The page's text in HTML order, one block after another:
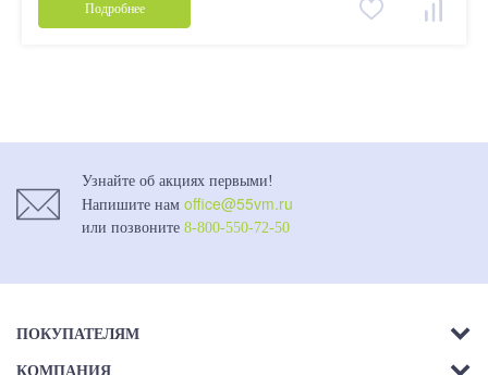
Подробнее
Узнайте об акциях первыми!
Напишите нам office@55vm.ru
или позвоните 8-800-550-72-50
ПОКУПАТЕЛЯМ
КОМПАНИЯ